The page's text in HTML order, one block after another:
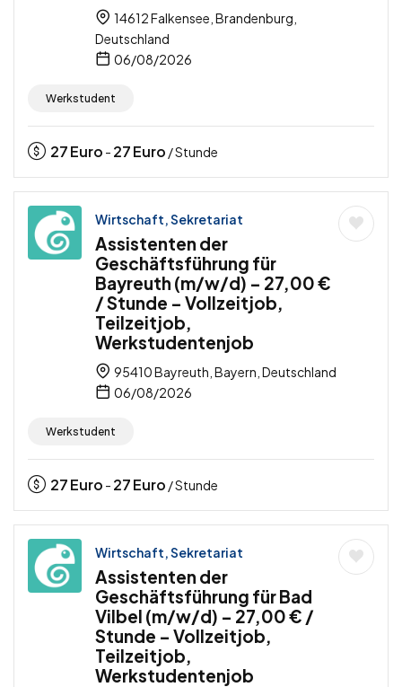
14612 Falkensee, Brandenburg,
Deutschland
06/08/2026
Werkstudent
27Euro - 27Euro / Stunde
Wirtschaft, Sekretariat
Assistenten der
Geschäftsführung für
Bayreuth (m/w/d) – 27,00 €
/ Stunde – Vollzeitjob,
Teilzeitjob,
Werkstudentenjob
95410 Bayreuth, Bayern, Deutschland
06/08/2026
Werkstudent
27Euro - 27Euro / Stunde
Wirtschaft, Sekretariat
Assistenten der
Geschäftsführung für Bad
Vilbel (m/w/d) – 27,00 € /
Stunde – Vollzeitjob,
Teilzeitjob,
Werkstudentenjob